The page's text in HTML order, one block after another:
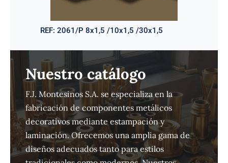
REF: 2061/P 8x1,5 /10x1,5 /30x1,5
Nuestro catálogo
F.J. Montesinos S.A. se especializa en la
fabricación de componentes metálicos
decorativos mediante estampación y
laminación. Ofrecemos una amplia gama de
diseños adecuados tanto para estilos